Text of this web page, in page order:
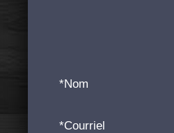
Nom
*
Courriel
*